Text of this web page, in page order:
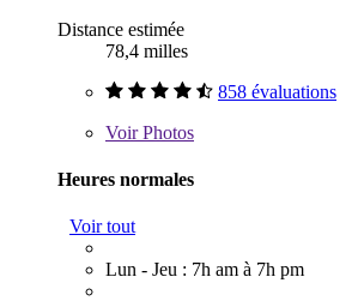
Distance estimée
78,4 milles
858 évaluations
VoirPhotos
Heures normales
Voir tout
Lun - Jeu : 7h am à 7h pm